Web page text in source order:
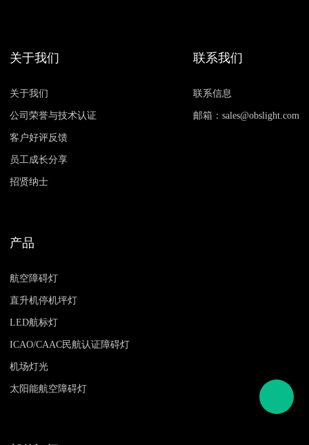
关于我们
关于我们
公司荣誉与技术认证
客户好评反馈
员工成长分享
招贤纳士
联系我们
联系信息
邮箱：sales@obslight.com
产品
航空障碍灯
直升机停机坪灯
LED航标灯
ICAO/CAAC民航认证障碍灯
机场灯光
太阳能航空障碍灯